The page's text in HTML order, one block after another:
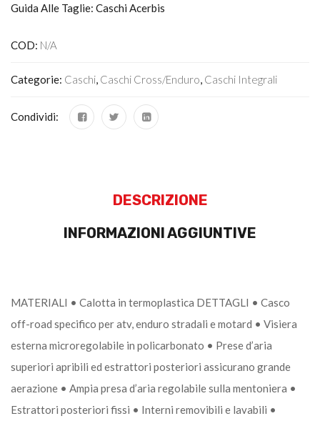
Guida Alle Taglie: Caschi Acerbis
COD: N/A
Categorie: Caschi, Caschi Cross/enduro, Caschi Integrali
Condividi:
DESCRIZIONE
INFORMAZIONI AGGIUNTIVE
MATERIALI • Calotta in termoplastica DETTAGLI • Casco
off-road specifico per atv, enduro stradali e motard • Visiera
esterna microregolabile in policarbonato • Prese d’aria
superiori apribili ed estrattori posteriori assicurano grande
aerazione • Ampia presa d’aria regolabile sulla mentoniera •
Estrattori posteriori fissi • Interni removibili e lavabili •